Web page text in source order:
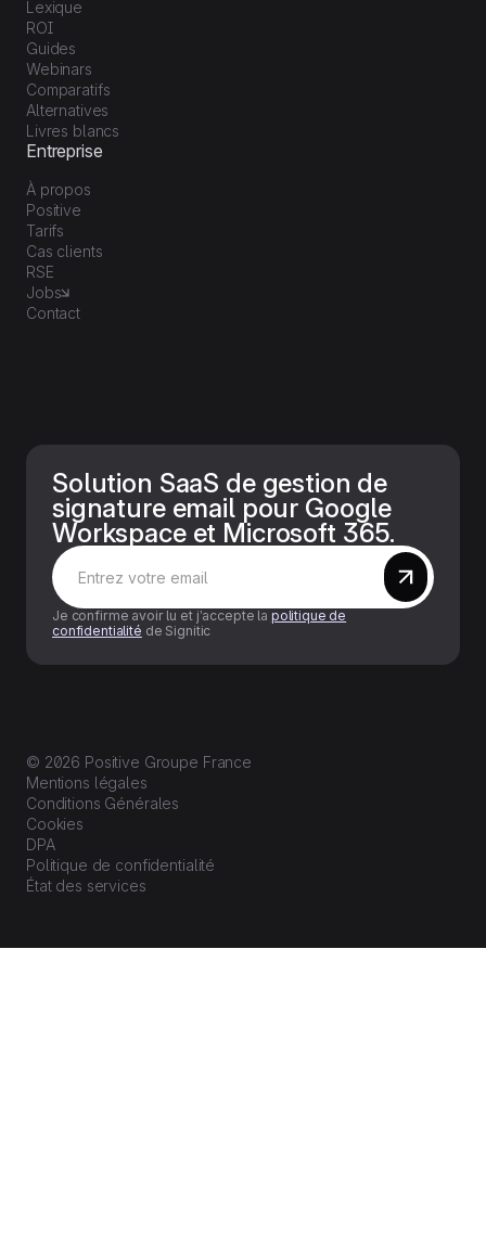
Lexique
ROI
Guides
Webinars
Comparatifs
Alternatives
Livres blancs
Entreprise
À propos
Positive
Tarifs
Cas clients
RSE
Jobs
Contact
Solution SaaS de gestion de
signature email pour Google
Workspace et Microsoft 365.
Je confirme avoir lu et j’accepte la politique de
confidentialité de Signitic
© 2026 Positive Groupe France
Mentions légales
Conditions Générales
Cookies
DPA
Politique de confidentialité
État des services